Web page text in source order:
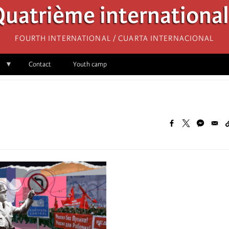
Fourth International / Cuarta Internacional
Contact Youth camp